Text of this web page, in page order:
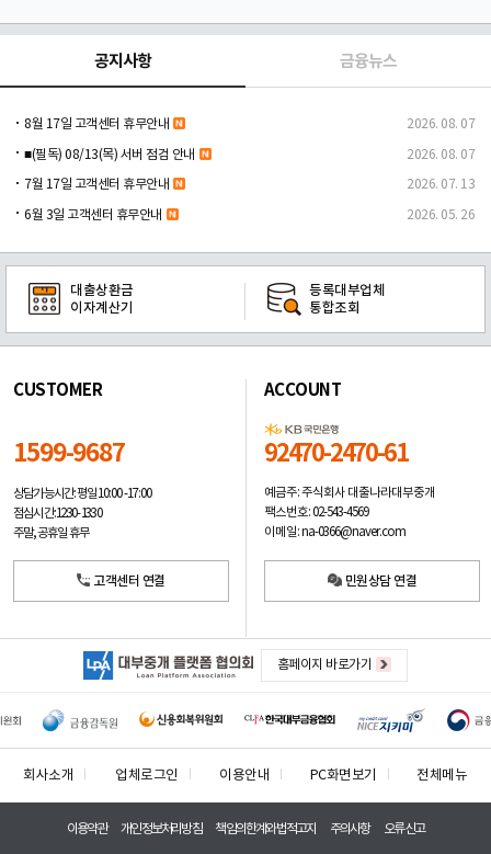
공지사항 금융뉴스
8월 17일 고객센터 휴무안내 2026. 08. 07
■(필독) 08/13(목) 서버 점검 안내 2026. 08. 07
7월 17일 고객센터 휴무안내 2026. 07. 13
6월 3일 고객센터 휴무안내 2026. 05. 26
대출상환금
이자계산기
등록대부업체
통합조회
CUSTOMER
1599-9687
상담가능시간: 평일10:00 -17:00
점심시간: 12:30 - 13:30
주말, 공휴일 휴무
고객센터 연결
ACCOUNT
92470-2470-61
예금주: 주식회사 대출나라대부중개
팩스번호: 02-543-4569
이메일: na-0366@naver.com
민원상담 연결
홈페이지 바로가기
회사소개 업체로그인 이용안내 PC화면보기 전체메뉴
이용약관 개인정보처리방침 책임의한계와법적고지 주의사항 오류신고